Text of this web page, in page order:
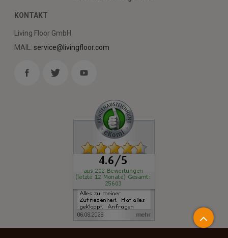
KONTAKT
Living Floor GmbH
MAIL: service@livingfloor.com